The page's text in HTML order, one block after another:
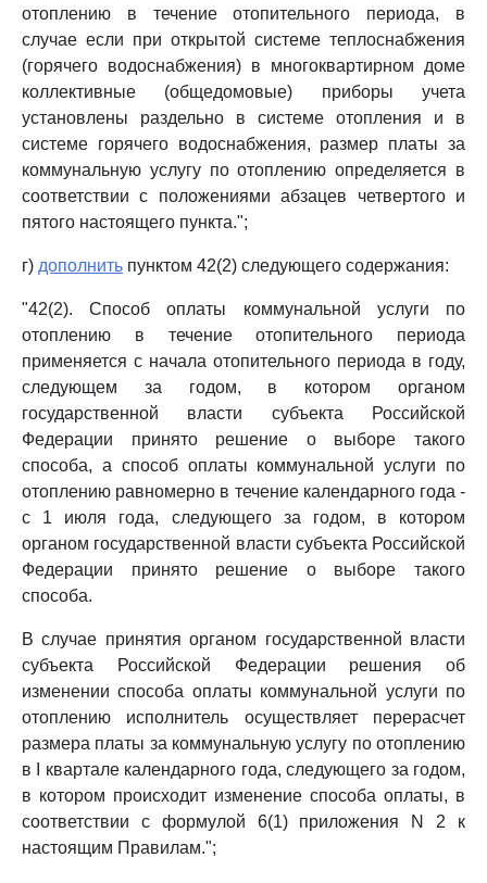
отоплению в течение отопительного периода, в
случае если при открытой системе теплоснабжения
(горячего водоснабжения) в многоквартирном доме
коллективные (общедомовые) приборы учета
установлены раздельно в системе отопления и в
системе горячего водоснабжения, размер платы за
коммунальную услугу по отоплению определяется в
соответствии с положениями абзацев четвертого и
пятого настоящего пункта.";
г) дополнить пунктом 42(2) следующего содержания:
"42(2). Способ оплаты коммунальной услуги по
отоплению в течение отопительного периода
применяется с начала отопительного периода в году,
следующем за годом, в котором органом
государственной власти субъекта Российской
Федерации принято решение о выборе такого
способа, а способ оплаты коммунальной услуги по
отоплению равномерно в течение календарного года -
с 1 июля года, следующего за годом, в котором
органом государственной власти субъекта Российской
Федерации принято решение о выборе такого
способа.
В случае принятия органом государственной власти
субъекта Российской Федерации решения об
изменении способа оплаты коммунальной услуги по
отоплению исполнитель осуществляет перерасчет
размера платы за коммунальную услугу по отоплению
в I квартале календарного года, следующего за годом,
в котором происходит изменение способа оплаты, в
соответствии с формулой 6(1) приложения N 2 к
настоящим Правилам.";